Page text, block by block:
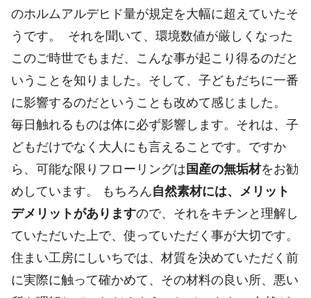
のホルムアルデヒド量が規定を大幅に超えていたそ
うです。 それを聞いて、環境数値が厳しくなった
このご時世でもまだ、こんな事が起こり得るのだと
いうことを知りました。そして、子どもだちに一番
に影響するのだということも改めて感じました。
毎日触れるものは体に必ず影響します。それは、子
どもだけでなく大人にも言えることです。ですか
ら、可能な限りフローリングは 国産の無垢材をお勧
めしています。 もちろん自然素材には、メリット
デメリットがありますので、それをキチンと理解し
ていただいた上で、使っていただく事が大切です。
住まい工房にしいちでは、材質を決めていただく前
に実際に触って確かめて、その材料の良い所、悪い